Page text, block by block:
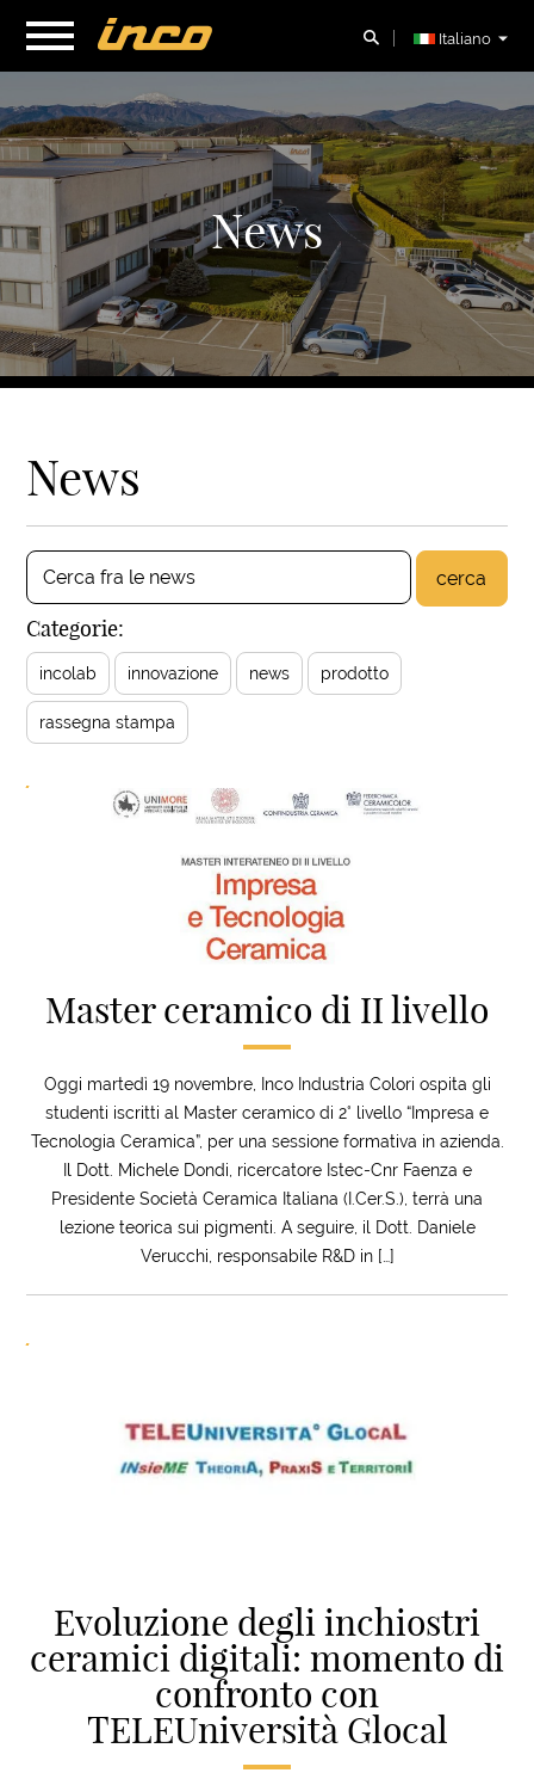
Italiano
News
News
cerca
Categorie:
incolab innovazione news prodotto
rassegna stampa
Master ceramico di II livello
Oggi martedì 19 novembre, Inco Industria Colori ospita gli
studenti iscritti al Master ceramico di 2° livello “Impresa e
Tecnologia Ceramica”, per una sessione formativa in azienda.
Il Dott. Michele Dondi, ricercatore Istec-Cnr Faenza e
Presidente Società Ceramica Italiana (I.Cer.S.), terrà una
lezione teorica sui pigmenti. A seguire, il Dott. Daniele
Verucchi, responsabile R&D in […]
Evoluzione degli inchiostri
ceramici digitali: momento di
confronto con
TELEUniversità Glocal